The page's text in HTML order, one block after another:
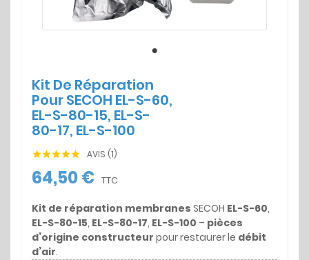
Kit De Réparation
Pour SECOH EL-S-60,
EL-S-80-15, EL-S-
80-17, EL-S-100
 AVIS (1)
64,50 € TTC
Kit de réparation membranes SECOH EL-S-60,
EL-S-80-15, EL-S-80-17, EL-S-100 – pièces
d’origine constructeur pour restaurer le débit
d’air.